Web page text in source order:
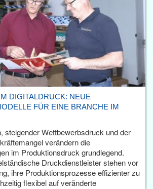
DIGITALDRUCK: NEUE
FÜR EINE BRANCHE IM
steigender Wettbewerbsdruck und der
verändern die
im Produktionsdruck grundlegend.
Druckdienstleister stehen vor
ihre Produktionsprozesse effizienter zu
flexibel auf veränderte